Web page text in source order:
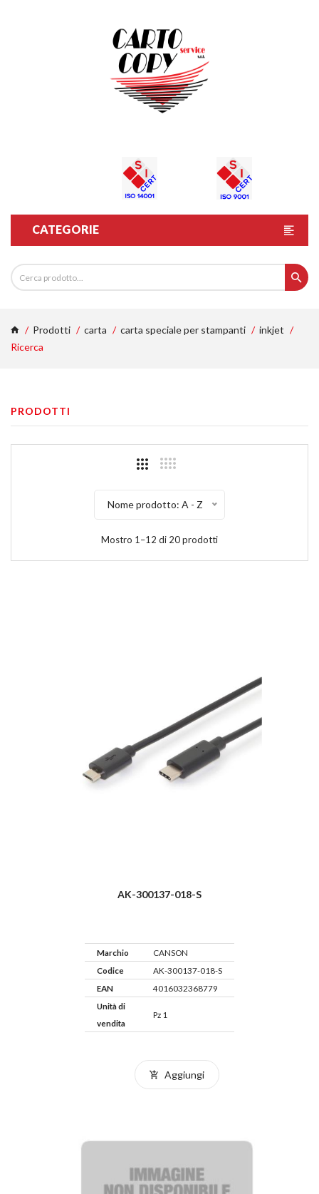
CATEGORIE
Prodotti carta carta speciale per stampanti
inkjet
Ricerca
PRODOTTI
Nome prodotto: A - Z
Mostro 1–12 di 20 prodotti
AK-300137-018-S
Marchio
CANSON
Codice
AK-300137-018-S
EAN
4016032368779
Unità di
vendita
Pz 1
Aggiungi